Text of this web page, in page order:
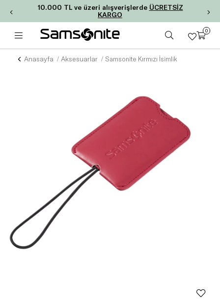
10.000 TL ve üzeri alışverişlerde ÜCRETSİZ
KARGO
0
Anasayfa Aksesuarlar Samsonite Kırmızı İsimlik